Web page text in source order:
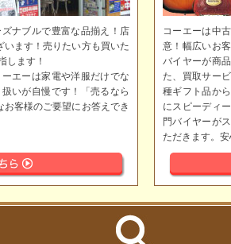
ナブルで豊富な品揃え！店
ます！売りたい方も買いた
します！
エーは家電や洋服だけでな
いが自慢です！「売るなら
客様のご要望にお答えでき
コーエーは中
意！幅広いお
バイヤーが商
た、買取サー
種ギフト品か
にスピーディ
門バイヤーが
ただきます。安